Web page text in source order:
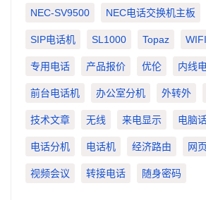
NEC-SV9500 NEC电话交换机主板
SIP电话机 SL1000 Topaz
专用电话 产品报价 优伦 内线
前台电话机 办公室分机 外转外
技术文章 无线 来电显示 电脑
电话分机 电话机 经济路由 网
视频会议 转接电话 随身密码